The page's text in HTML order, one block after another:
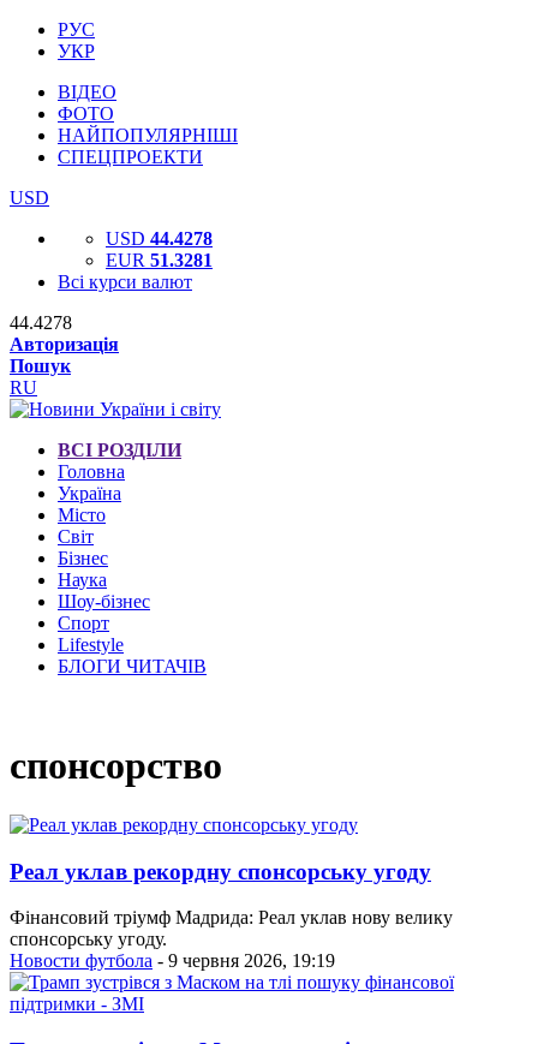
РУС
УКР
ВІДЕО
ФОТО
НАЙПОПУЛЯРНІШІ
СПЕЦПРОЕКТИ
USD
USD 44.4278
EUR 51.3281
Всі курси валют
44.4278
Авторизація
Пошук
RU
ВСІ РОЗДІЛИ
Головна
Україна
Місто
Світ
Бізнес
Наука
Шоу-бізнес
Спорт
Lifestyle
БЛОГИ ЧИТАЧІВ
спонсорство
Реал уклав рекордну спонсорську угоду
Фінансовий тріумф Мадрида: Реал уклав нову велику
спонсорську угоду.
Новости футбола - 9 червня 2026, 19:19